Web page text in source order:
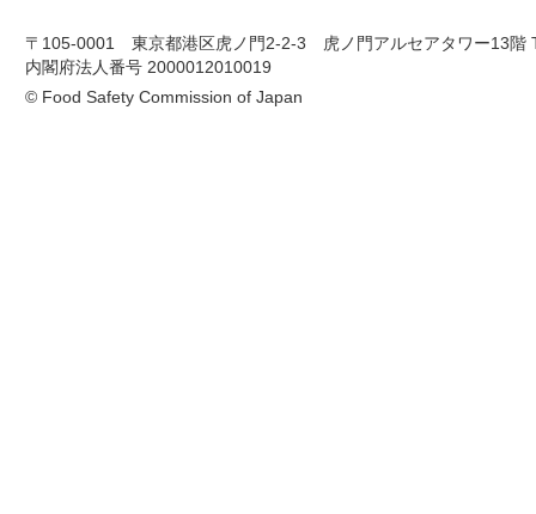
〒105-0001 東京都港区虎ノ門2-2-3 虎ノ門アルセアタワー13階
内閣府法人番号 2000012010019
© Food Safety Commission of Japan